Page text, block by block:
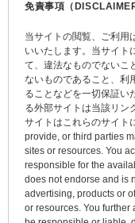
免責事項（
当サイトの閲覧、ご利用
いいたします。当サイト
て、違法なものでないこ
ないものであること、利
ることなどを一切保証い
る外部サイトは当該リン
サイトはこれらのサイト
provide, or third parties
sites or resources. You
responsible for the
does not endorse and is
advertising, products or
or resources. You